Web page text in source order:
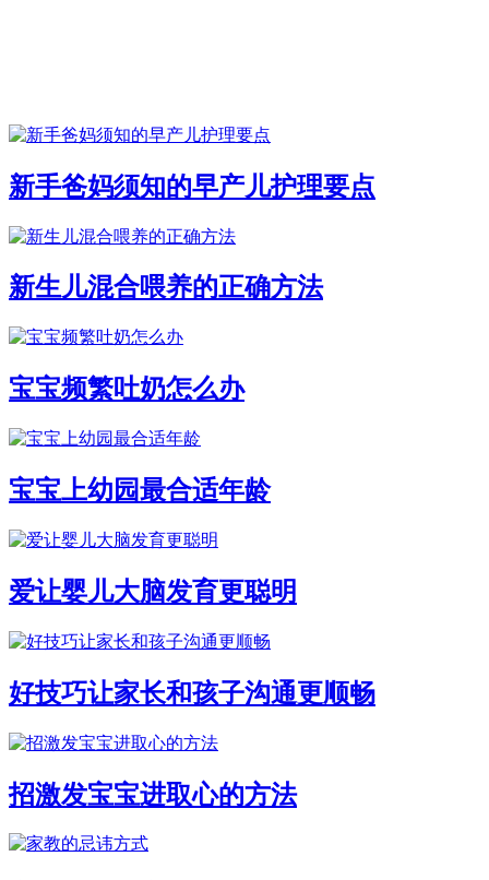
新手爸妈须知的早产儿护理要点
新生儿混合喂养的正确方法
宝宝频繁吐奶怎么办
宝宝上幼园最合适年龄
爱让婴儿大脑发育更聪明
好技巧让家长和孩子沟通更顺畅
招激发宝宝进取心的方法